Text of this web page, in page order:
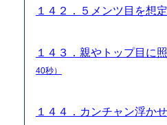
１４２．５メンツ目を想
１４３．親やトップ目に
40秒）
１４４．カンチャン浮か